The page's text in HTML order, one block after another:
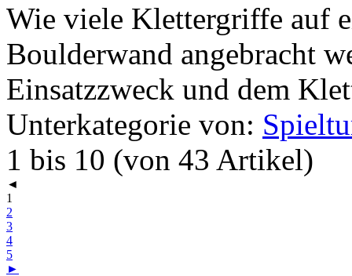
Wie viele Klettergriffe auf
Boulderwand angebracht
Einsatzzweck und dem
Unterkategorie von:
1 bis 10 (von 43 Artikel)
◄
1
2
3
4
5
►